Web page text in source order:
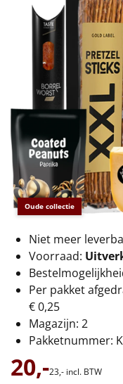
€50 tot €55
€55 tot €75
€75 tot €100
€100 en hoger
Alle
Thema
Origineel
Rituals
Luxe
Mannen
Vrouwen
Duurzaam
Oude collectie
Niet meer
Voorraad:
Per pakket
€ 0,25
Magazijn: 2
Pakketnummer:
20,-23,- incl. BTW